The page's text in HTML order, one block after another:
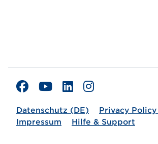
Datenschutz (DE)
Privacy
Impressum
Hilfe & Support